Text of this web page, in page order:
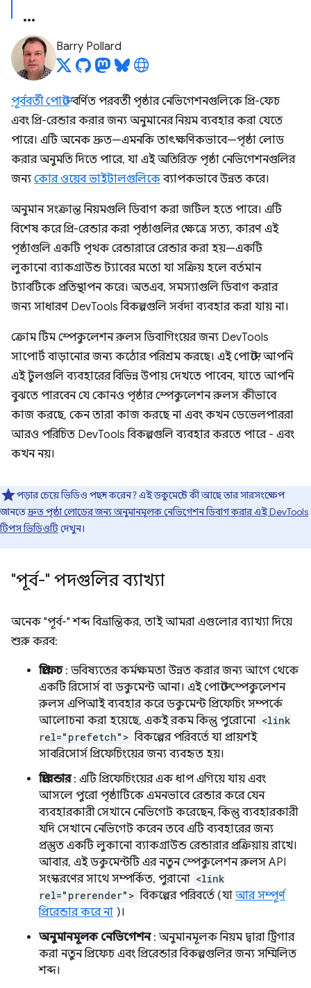
Barry Pollard
পূর্ববর্তী পোস্টেবর্ণিত পরবর্তী পৃষ্ঠার নেভিগেশনগুলিকে প্রি-ফেচ
এবং প্রি-রেন্ডার করার জন্য অনুমানের নিয়ম ব্যবহার করা যেতে
পারে। এটি অনেক দ্রুত—এমনকি তাৎক্ষণিকভাবে—পৃষ্ঠা লোড
করার অনুমতি দিতে পারে, যা এই অতিরিক্ত পৃষ্ঠা নেভিগেশনগুলির
জন্য কোর ওয়েব ভাইটালগুলিকেব্যাপকভাবে উন্নত করে।
অনুমান সংক্রান্ত নিয়মগুলি ডিবাগ করা জটিল হতে পারে। এটি
বিশেষ করে প্রি-রেন্ডার করা পৃষ্ঠাগুলির ক্ষেত্রে সত্য, কারণ এই
পৃষ্ঠাগুলি একটি পৃথক রেন্ডারারে রেন্ডার করা হয়—একটি
লুকানো ব্যাকগ্রাউন্ড ট্যাবের মতো যা সক্রিয় হলে বর্তমান
ট্যাবটিকে প্রতিস্থাপন করে। অতএব, সমস্যাগুলি ডিবাগ করার
জন্য সাধারণ DevTools বিকল্পগুলি সর্বদা ব্যবহার করা যায় না।
ক্রোম টিম স্পেকুলেশন রুলস ডিবাগিংয়ের জন্য DevTools
সাপোর্ট বাড়ানোর জন্য কঠোর পরিশ্রম করছে। এই পোস্টে, আপনি
এই টুলগুলি ব্যবহারের বিভিন্ন উপায় দেখতে পাবেন, যাতে আপনি
বুঝতে পারবেন যে কোনও পৃষ্ঠার স্পেকুলেশন রুলস কীভাবে
কাজ করছে, কেন তারা কাজ করছে না এবং কখন ডেভেলপাররা
আরও পরিচিত DevTools বিকল্পগুলি ব্যবহার করতে পারে - এবং
কখন নয়।
পড়ার চেয়ে ভিডিও পছন্দ করেন? এই ডকুমেন্টে কী আছে তার সারসংক্ষেপ
জানতেদ্রুত পৃষ্ঠা লোডের জন্য অনুমানমূলক নেভিগেশন ডিবাগ করার এই DevTools
টিপস ভিডিওটিদেখুন।
"পূর্ব-" পদগুলির ব্যাখ্যা
অনেক "পূর্ব-" শব্দ বিভ্রান্তিকর, তাই আমরা এগুলোর ব্যাখ্যা দিয়ে
শুরু করব:
প্রিফেচ: ভবিষ্যতের কর্মক্ষমতা উন্নত করার জন্য আগে থেকে
একটি রিসোর্স বা ডকুমেন্ট আনা। এই পোস্টে স্পেকুলেশন
রুলস এপিআই ব্যবহার করে ডকুমেন্ট প্রিফেচিং সম্পর্কে
আলোচনা করা হয়েছে, একই রকম কিন্তু পুরোনো <link
rel="prefetch"> বিকল্পের পরিবর্তে যা প্রায়শই
সাবরিসোর্স প্রিফেচিংয়ের জন্য ব্যবহৃত হয়।
প্রিরেন্ডার: এটি প্রিফেচিংয়ের এক ধাপ এগিয়ে যায় এবং
আসলে পুরো পৃষ্ঠাটিকে এমনভাবে রেন্ডার করে যেন
ব্যবহারকারী সেখানে নেভিগেট করেছেন, কিন্তু ব্যবহারকারী
যদি সেখানে নেভিগেট করেন তবে এটি ব্যবহারের জন্য
প্রস্তুত একটি লুকানো ব্যাকগ্রাউন্ড রেন্ডারার প্রক্রিয়ায় রাখে।
আবার, এই ডকুমেন্টটি এর নতুন স্পেকুলেশন রুলস API
সংস্করণের সাথে সম্পর্কিত, পুরানো <link
rel="prerender"> বিকল্পের পরিবর্তে (যা আর সম্পূর্ণ
প্রিরেন্ডার করে না )।
অনুমানমূলক নেভিগেশন: অনুমানমূলক নিয়ম দ্বারা ট্রিগার
করা নতুন প্রিফেচ এবং প্রিরেন্ডার বিকল্পগুলির জন্য সম্মিলিত
শব্দ।